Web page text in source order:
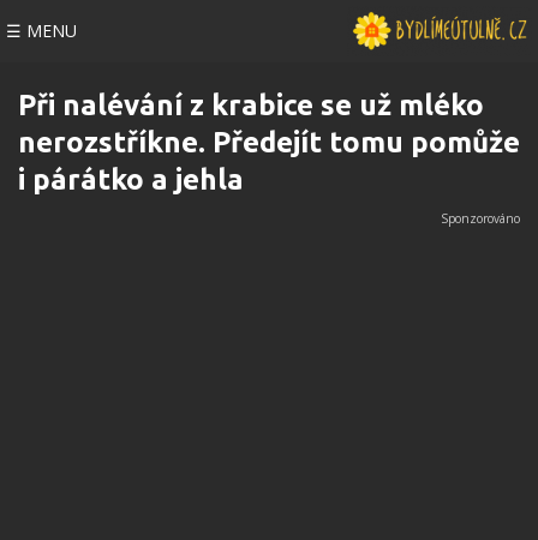
☰ MENU
Při nalévání z krabice se už mléko
nerozstříkne. Předejít tomu pomůže
i párátko a jehla